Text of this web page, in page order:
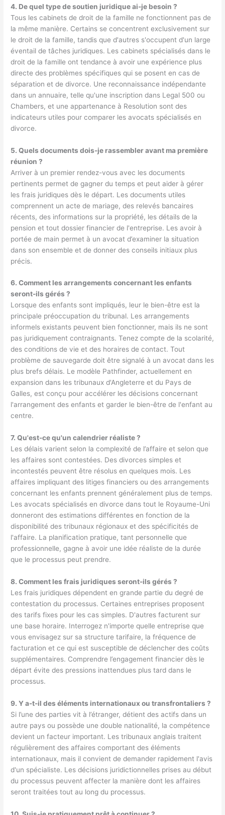
4. De quel type de soutien juridique ai-je besoin ?
Tous les cabinets de droit de la famille ne fonctionnent pas de
la même manière. Certains se concentrent exclusivement sur
le droit de la famille, tandis que d'autres s'occupent d'un large
éventail de tâches juridiques. Les cabinets spécialisés dans le
droit de la famille ont tendance à avoir une expérience plus
directe des problèmes spécifiques qui se posent en cas de
séparation et de divorce. Une reconnaissance indépendante
dans un annuaire, telle qu'une inscription dans Legal 500 ou
Chambers, et une appartenance à Resolution sont des
indicateurs utiles pour comparer les avocats spécialisés en
divorce.
5. Quels documents dois-je rassembler avant ma première
réunion ?
Arriver à un premier rendez-vous avec les documents
pertinents permet de gagner du temps et peut aider à gérer
les frais juridiques dès le départ. Les documents utiles
comprennent un acte de mariage, des relevés bancaires
récents, des informations sur la propriété, les détails de la
pension et tout dossier financier de l'entreprise. Les avoir à
portée de main permet à un avocat d’examiner la situation
dans son ensemble et de donner des conseils initiaux plus
précis.
6. Comment les arrangements concernant les enfants
seront-ils gérés ?
Lorsque des enfants sont impliqués, leur le bien-être est la
principale préoccupation du tribunal. Les arrangements
informels existants peuvent bien fonctionner, mais ils ne sont
pas juridiquement contraignants. Tenez compte de la scolarité,
des conditions de vie et des horaires de contact. Tout
problème de sauvegarde doit être signalé à un avocat dans les
plus brefs délais. Le modèle Pathfinder, actuellement en
expansion dans les tribunaux d'Angleterre et du Pays de
Galles, est conçu pour accélérer les décisions concernant
l'arrangement des enfants et garder le bien-être de l'enfant au
centre.
7. Qu'est-ce qu'un calendrier réaliste ?
Les délais varient selon la complexité de l’affaire et selon que
les affaires sont contestées. Des divorces simples et
incontestés peuvent être résolus en quelques mois. Les
affaires impliquant des litiges financiers ou des arrangements
concernant les enfants prennent généralement plus de temps.
Les avocats spécialisés en divorce dans tout le Royaume-Uni
donneront des estimations différentes en fonction de la
disponibilité des tribunaux régionaux et des spécificités de
l'affaire. La planification pratique, tant personnelle que
professionnelle, gagne à avoir une idée réaliste de la durée
que le processus peut prendre.
8. Comment les frais juridiques seront-ils gérés ?
Les frais juridiques dépendent en grande partie du degré de
contestation du processus. Certaines entreprises proposent
des tarifs fixes pour les cas simples. D'autres facturent sur
une base horaire. Interrogez n'importe quelle entreprise que
vous envisagez sur sa structure tarifaire, la fréquence de
facturation et ce qui est susceptible de déclencher des coûts
supplémentaires. Comprendre l’engagement financier dès le
départ évite des pressions inattendues plus tard dans le
processus.
9. Y a-t-il des éléments internationaux ou transfrontaliers ?
Si l’une des parties vit à l’étranger, détient des actifs dans un
autre pays ou possède une double nationalité, la compétence
devient un facteur important. Les tribunaux anglais traitent
régulièrement des affaires comportant des éléments
internationaux, mais il convient de demander rapidement l'avis
d'un spécialiste. Les décisions juridictionnelles prises au début
du processus peuvent affecter la manière dont les affaires
seront traitées tout au long du processus.